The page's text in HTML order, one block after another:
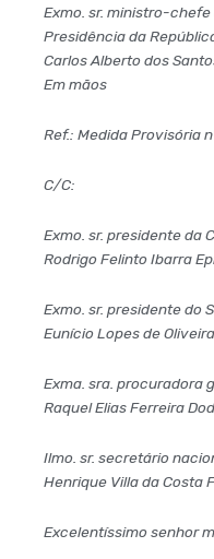
Exmo. sr. ministro-
Presidência da
Carlos Alberto dos
Em mãos
Ref.: Medida Provisória
C/C:
Exmo. sr. presidente da
Rodrigo Felinto Ibarra
Exmo. sr. presidente do
Eunício Lopes de Oliveira
Exma. sra. procuradora
Raquel Elias Ferreira
Ilmo. sr. secretário
Henrique Villa da Costa
Excelentíssimo senhor